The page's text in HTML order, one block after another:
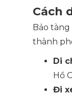
Cách
Bảo
thành
Di
Hồ
Đi